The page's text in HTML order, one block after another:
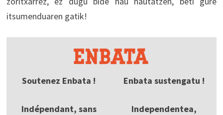
itsumenduaren gatik!
Soutenez Enbata !
Indépendant, sans
Enbata sustengatu !
Independentea,